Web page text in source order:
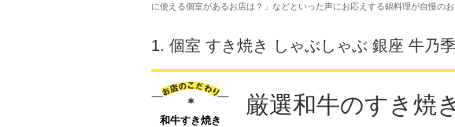
に使える個室があるお店は？」などといった声にお応えする鍋料理が自慢の
1. 個室 すき焼き しゃぶしゃぶ 銀座 牛乃季
和牛すき焼き
厳選和牛のすき焼